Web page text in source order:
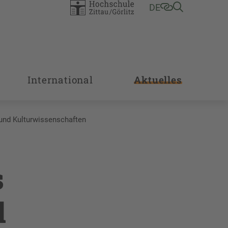
DE
International Aktuelles
Kulturwissenschaften